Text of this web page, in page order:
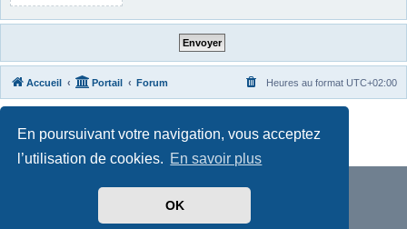
En poursuivant votre navigation, vous acceptez
l’utilisation de cookies. En savoir plus
OK
Accueil Portail Forum Heures au format UTC+02:00
Traduit parphpBB-fr.com